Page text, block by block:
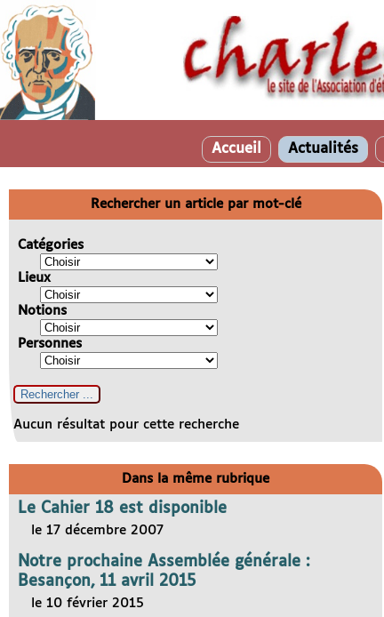
Accueil Actualités
Rechercher un article par mot-clé
Catégories
Lieux
Notions
Personnes
Aucun résultat pour cette recherche
Dans la même rubrique
Le Cahier 18 est disponible
le 17 décembre 2007
Notre prochaine Assemblée générale :
Besançon, 11 avril 2015
le 10 février 2015